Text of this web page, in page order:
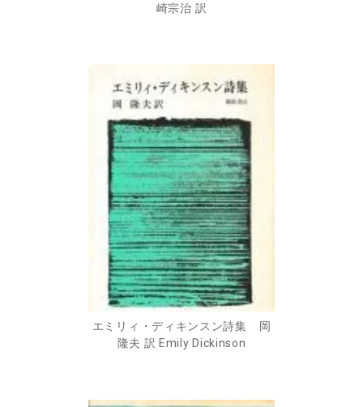
崎宗治 訳
エミリィ・ディキンスン詩集 岡
隆夫 訳 Emily Dickinson